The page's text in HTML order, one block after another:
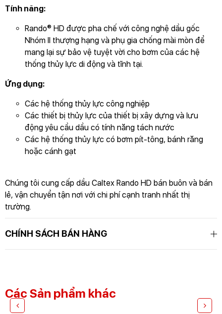
Tính năng:
Rando® HD được pha chế với công nghệ dầu gốc
Nhóm II thượng hạng và phụ gia chống mài mòn để
mang lại sự bảo vệ tuyệt vời cho bơm của các hệ
thống thủy lực di động và tĩnh tại.
Ứng dụng:
Các hệ thống thủy lực công nghiệp
Các thiết bị thủy lực của thiết bị xây dựng và lưu
động yêu cầu dầu có tính năng tách nước
Các hệ thống thủy lực có bơm pít-tông, bánh răng
hoặc cánh gạt
Chúng tôi cung cấp dầu Caltex Rando HD bán buôn và bán
lẻ, vận chuyển tận nơi với chi phí cạnh tranh nhất thị
trường.
CHÍNH SÁCH BÁN HÀNG
Các Sản phẩm khác